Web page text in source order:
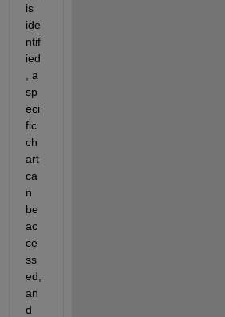
is
ide
ntif
ied
, a
sp
eci
fic
ch
art
ca
n
be
ac
ce
ss
ed,
an
d